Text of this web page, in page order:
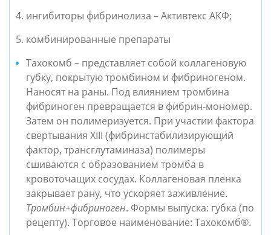
4. ингибиторы фибринолиза – Активтекс АКФ;
5. комбинированные препараты
Тахокомб – представляет собой коллагеновую
губку, покрытую тромбином и фибриногеном.
Наносят на раны. Под влиянием тромбина
фибриноген превращается в фибрин-мономер.
Затем он полимеризуется. При участии фактора
свертывания XIII (фибринстабилизирующий
фактор, трансглутаминаза) полимеры
сшиваются с образованием тромба в
кровоточащих сосудах. Коллагеновая пленка
Тромбин+фибриноген. Формы выпуска: губка (по
рецепту). Торговое наименование: Тахокомб®.